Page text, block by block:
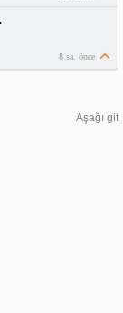
8 sa. önce
Aşağı git